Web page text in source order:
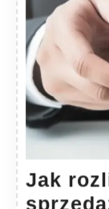
Jak